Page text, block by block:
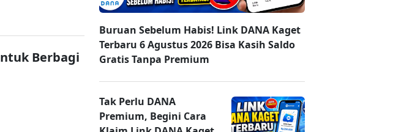
Berbagi
Buruan Sebelum Habis! Link DANA Kaget
Terbaru 6 Agustus 2026 Bisa Kasih Saldo
Gratis Tanpa Premium
Tak Perlu DANA
Premium, Begini Cara